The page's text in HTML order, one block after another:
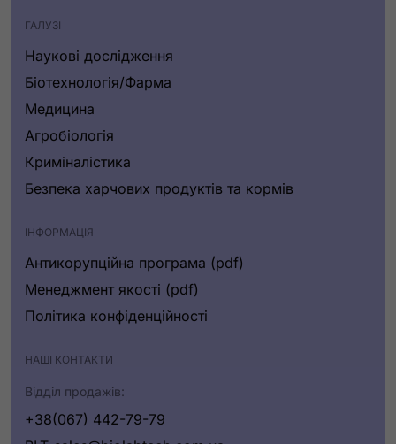
ГАЛУЗІ
Наукові дослідження
Біотехнологія/Фарма
Медицина
Агробіологія
Криміналістика
Безпека харчових продуктів та кормів
ІНФОРМАЦІЯ
Антикорупційна програма (pdf)
Менеджмент якості (pdf)
Політика конфіденційності
НАШІ КОНТАКТИ
Відділ продажів:
+38(067) 442-79-79